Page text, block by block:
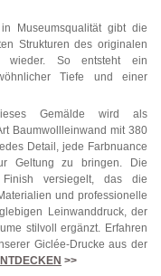
Museumsqualität gibt die
Strukturen des originalen
wieder. So entsteht ein
Tiefe und einer
Gemälde wird als
Baumwollleinwand mit 380
Detail, jede Farbnuance
Geltung zu bringen. Die
versiegelt, das die
und professionelle
Leinwanddruck, der
stilvoll ergänzt. Erfahren
Giclée-Drucke aus der
>>